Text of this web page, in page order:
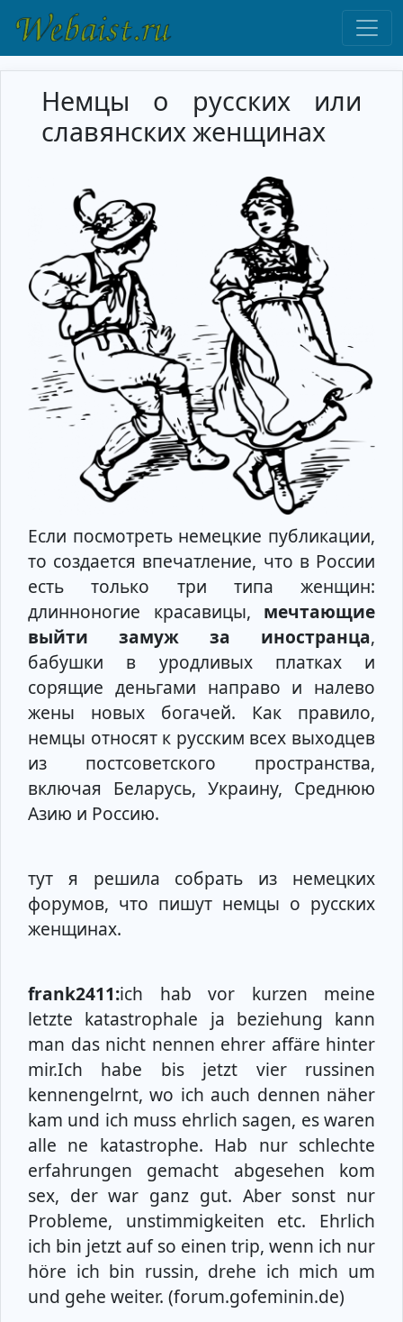
Немцы о русских или
славянских женщинах
Если посмотреть немецкие публикации,
то создается впечатление, что в России
есть только три типа женщин:
длинноногие красавицы, мечтающие
выйти замуж за иностранца,
бабушки в уродливых платках и
сорящие деньгами направо и налево
жены новых богачей. Как правило,
немцы относят к русским всех выходцев
из постсоветского пространства,
включая Беларусь, Украину, Среднюю
Азию и Россию.
тут я решила собрать из немецких
форумов, что пишут немцы о русских
женщинах.
frank2411:ich hab vor kurzen meine
letzte katastrophale ja beziehung kann
man das nicht nennen ehrer affäre hinter
mir.Ich habe bis jetzt vier russinen
kennengelrnt, wo ich auch dennen näher
kam und ich muss ehrlich sagen, es waren
alle ne katastrophe. Hab nur schlechte
erfahrungen gemacht abgesehen kom
sex, der war ganz gut. Aber sonst nur
Probleme, unstimmigkeiten etc. Ehrlich
ich bin jetzt auf so einen trip, wenn ich nur
höre ich bin russin, drehe ich mich um
und gehe weiter. (forum.gofeminin.de)